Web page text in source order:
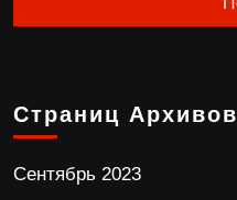
Страниц Архивов
Сентябрь 2023